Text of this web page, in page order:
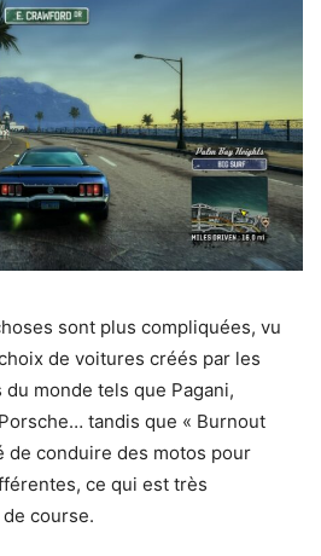
sont plus compliquées, vu
de voitures créés par les
monde tels que Pagani,
tandis que « Burnout
de conduire des motos pour
ce qui est très
course.